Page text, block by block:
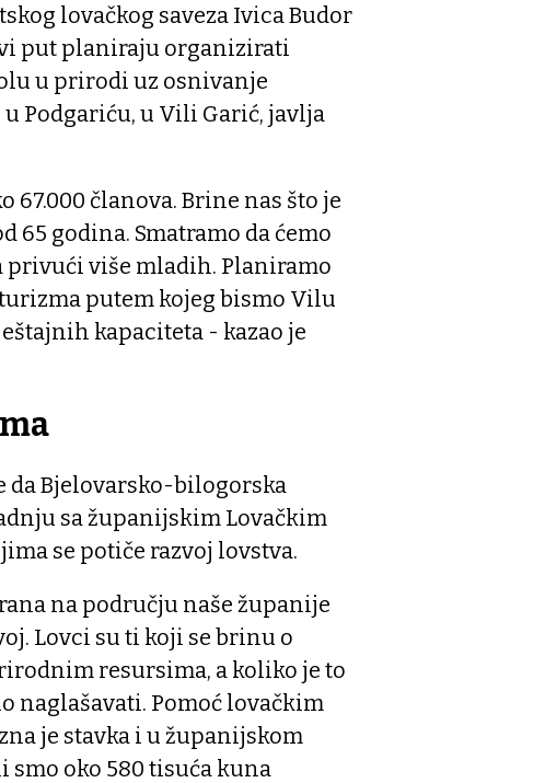
lovačkog saveza Ivica Budor
put planiraju organizirati
u prirodi uz osnivanje
Podgariću, u Vili Garić, javlja
članova. Brine nas što je
65 godina. Smatramo da ćemo
više mladih. Planiramo
putem kojeg bismo Vilu
kapaciteta - kazao je
da Bjelovarsko-bilogorska
sa županijskim Lovačkim
se potiče razvoj lovstva.
na području naše županije
Lovci su ti koji se brinu o
resursima, a koliko je to
naglašavati. Pomoć lovačkim
je stavka i u županijskom
oko 580 tisuća kuna